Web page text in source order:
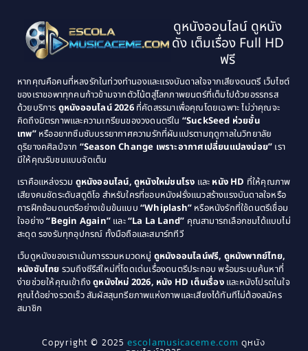
(134)
Classic หนังคลาสสิก(21)
Classic หนังคลาสสิก(25)
Comedy ตลก(46)
Comedy ตลก(515)
Coming of Age ก้าวพ้นวัย(1)
Coming-of-Age(3)
Community(1)
Crime อาชญากรรม(78)
1995
1994
1993
1992
1989
1988
1987
1986
1985
1984
1983
1982
1979
1978
1976
1975
1974
1971
1970
1969
1968
1964
1963
ดูหนังออนไลน์ ดูหนัง
ดัง เต็มเรื่อง Full HD
ฟรี
หากคุณคือคนที่หลงรักในท่วงทำนองและแรงบันดาลใจจากเสียงดนตรี เว็บไซต์
ของเราขอพาทุกคนก้าวข้ามจากตัวโน้ตสู่โลกภาพยนตร์ที่เต็มไปด้วยอรรถรส
ด้วยบริการ ดูหนังออนไลน์ 2026ที่คัดสรรมาเพื่อคุณโดยเฉพาะ ไม่ว่าคุณจะ
คิดถึงมิตรภาพและความเกรียนของวงดนตรีใน “SuckSeed ห่วยขั้น
เทพ”หรืออยากซึมซับบรรยากาศความรักที่ผันแปรตามฤดูกาลในวิทยาลัย
ดุริยางคศิลป์จาก “Season Change เพราะอากาศเปลี่ยนแปลงบ่อย” เรา
มีให้คุณรับชมแบบจัดเต็ม
เราคือแหล่งรวม ดูหนังออนไลน์, ดูหนังใหม่ชนโรง และ หนัง HD ที่ให้คุณภาพ
เสียงคมชัดระดับสตูดิโอ สำหรับใครที่ชอบหนังฝรั่งแนวสร้างแรงบันดาลใจหรือ
การฝึกซ้อมดนตรีอย่างเข้มข้นแบบ “Whiplash” หรือหนังรักที่ใช้ดนตรีเชื่อม
ใจอย่าง“Begin Again” และ“La La Land” คุณสามารถเลือกชมได้แบบไม่
สะดุด รองรับทุกอุปกรณ์ ทั้งมือถือและสมาร์ททีวี
เว็บดูหนังของเราเน้นการรวมหมวดหมู่ ดูหนังออนไลน์ฟรี, ดูหนังพากย์ไทย,
หนังซับไทย รวมถึงซีรีส์ใหม่ที่โดดเด่นเรื่องดนตรีประกอบ พร้อมระบบค้นหาที่
ง่ายช่วยให้คุณเข้าถึงดูหนังใหม่ 2026, หนัง HD เต็มเรื่องและหนังโปรดในใจ
คุณได้อย่างรวดเร็ว สัมผัสสุนทรียภาพแห่งภาพและเสียงได้ทันทีไม่ต้องสมัคร
สมาชิก
Copyright © 2025escolamusicaceme.com ดูหนัง